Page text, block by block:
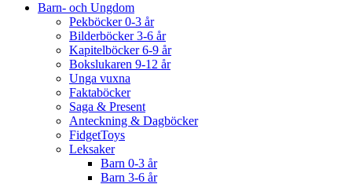
Barn- och Ungdom
Pekböcker 0-3 år
Bilderböcker 3-6 år
Kapitelböcker 6-9 år
Bokslukaren 9-12 år
Unga vuxna
Faktaböcker
Saga & Present
Anteckning & Dagböcker
FidgetToys
Leksaker
Barn 0-3 år
Barn 3-6 år